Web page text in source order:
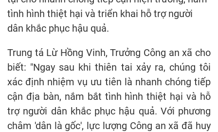
tình hình thiệt hại và triển khai hỗ trợ người
dân khắc phục hậu quả.
Trung tá Lừ Hồng Vinh, Trưởng Công an xã cho
biết: "Ngay sau khi thiên tai xảy ra, chúng tôi
xác định nhiệm vụ ưu tiên là nhanh chóng tiếp
cận địa bàn, nắm bắt tình hình thiệt hại và hỗ
trợ người dân khắc phục hậu quả. Với phương
châm 'dân là gốc', lực lượng Công an xã đã huy